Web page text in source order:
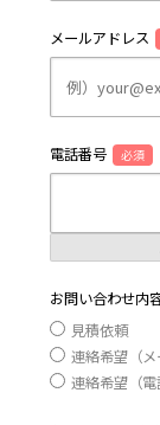
メールアドレス
電話番号 必須
お問い合わせ内
見積依頼
連絡希望（メ
連絡希望（電